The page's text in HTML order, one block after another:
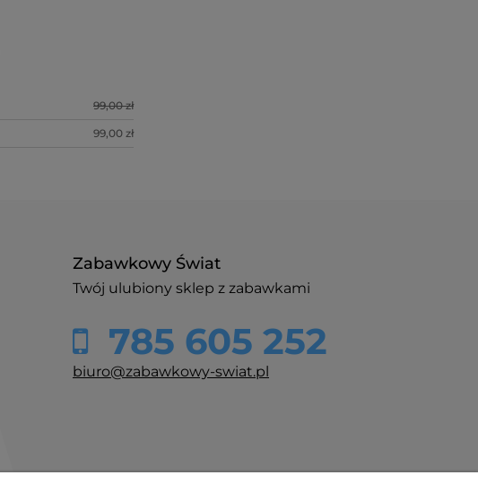
99,00 zł
99,00 zł
Zabawkowy Świat
Twój ulubiony sklep z zabawkami
785 605 252
biuro@zabawkowy-swiat.pl